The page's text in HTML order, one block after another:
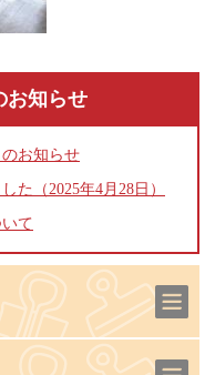
お知らせ
お知らせ
た（2025年4月28日）
て